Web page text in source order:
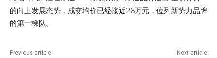
的向上发展态势，成交均价已经接近26万元，位列新势力品牌
的第一梯队。
Previous article Next article